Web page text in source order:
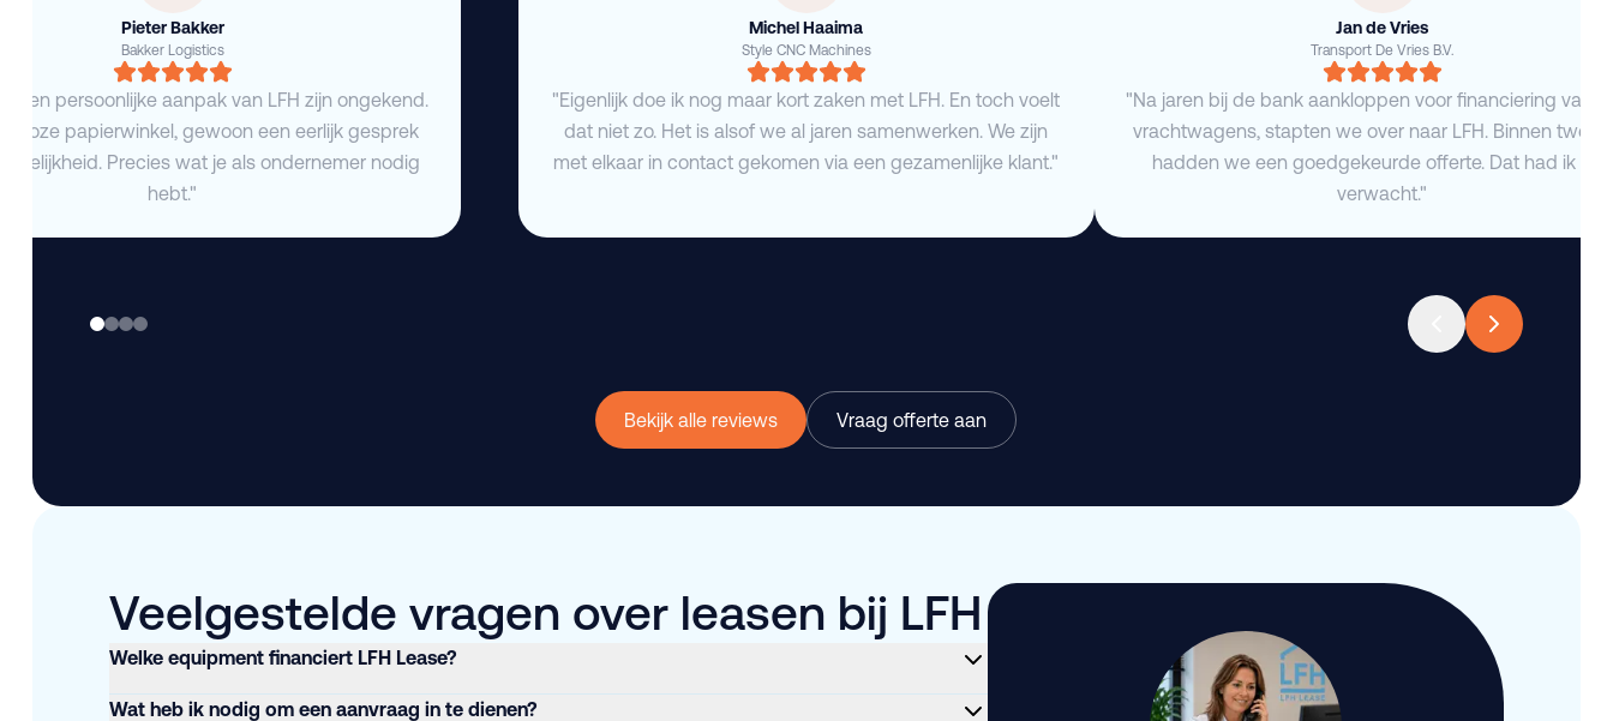
Michel Haaima
Style CNC Machines
"Eigenlijk doe ik nog maar kort zaken met LFH. En toch voelt
dat niet zo. Het is alsof we al jaren samenwerken. We zijn
met elkaar in contact gekomen via een gezamenlijke klant."
Jan de Vries
Transport De Vries B.V.
"Na jaren bij de bank aankloppen voor financiering van
vrachtwagens, stapten we over naar LFH. Binnen twee
hadden we een goedgekeurde offerte. Dat had ik niet
verwacht."
Pieter Bakker
Bakker Logistics
en persoonlijke aanpak van LFH zijn ongekend.
papierwinkel, gewoon een eerlijk gesprek
Precies wat je als ondernemer nodig
hebt."
Bekijk alle reviews Vraag offerte aan
Veelgestelde vragen over leasen bij LFH
Welke equipment financiert LFH Lease?
Wat heb ik nodig om een aanvraag in te dienen?